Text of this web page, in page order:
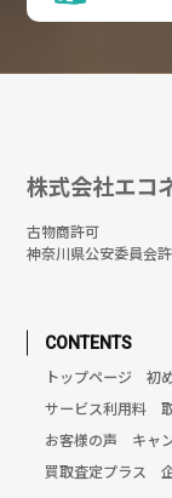
株式会社エコ
古物商許可
神奈川県公安委員会
CONTENTS
トップページ 初
サービス利用料
お客様の声
キャ
買取査定プラス